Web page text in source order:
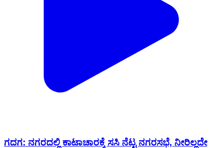
ಗದಗ: ನಗರದಲ್ಲಿ ಕಾಟಾಚಾರಕ್ಕೆ ಸಸಿ ನೆಟ್ಟ ನಗರಸಭೆ, ನೀರಿಲ್ಲದೇ